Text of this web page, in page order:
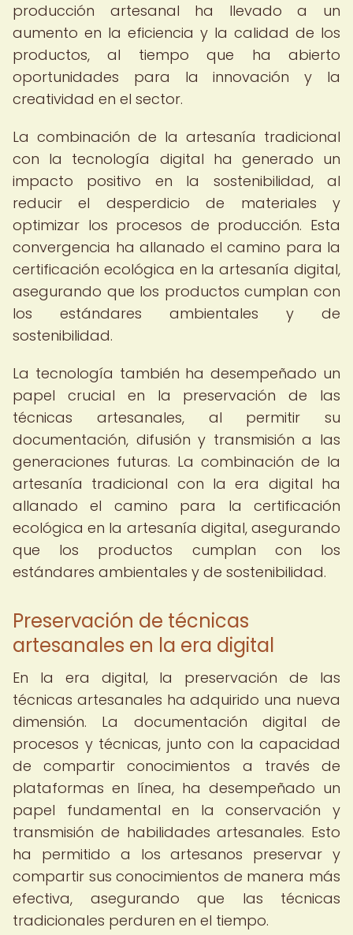
producción artesanal ha llevado a un
aumento en la eficiencia y la calidad de los
productos, al tiempo que ha abierto
oportunidades para la innovación y la
creatividad en el sector.
La combinación de la artesanía tradicional
con la tecnología digital ha generado un
impacto positivo en la sostenibilidad, al
reducir el desperdicio de materiales y
optimizar los procesos de producción. Esta
convergencia ha allanado el camino para la
certificación ecológica en la artesanía digital,
asegurando que los productos cumplan con
los estándares ambientales y de
sostenibilidad.
La tecnología también ha desempeñado un
papel crucial en la preservación de las
técnicas artesanales, al permitir su
documentación, difusión y transmisión a las
generaciones futuras. La combinación de la
artesanía tradicional con la era digital ha
allanado el camino para la certificación
ecológica en la artesanía digital, asegurando
que los productos cumplan con los
estándares ambientales y de sostenibilidad.
Preservación de técnicas
artesanales en la era digital
En la era digital, la preservación de las
técnicas artesanales ha adquirido una nueva
dimensión. La documentación digital de
procesos y técnicas, junto con la capacidad
de compartir conocimientos a través de
plataformas en línea, ha desempeñado un
papel fundamental en la conservación y
transmisión de habilidades artesanales. Esto
ha permitido a los artesanos preservar y
compartir sus conocimientos de manera más
efectiva, asegurando que las técnicas
tradicionales perduren en el tiempo.